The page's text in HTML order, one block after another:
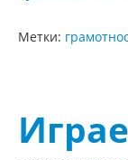
Метки: